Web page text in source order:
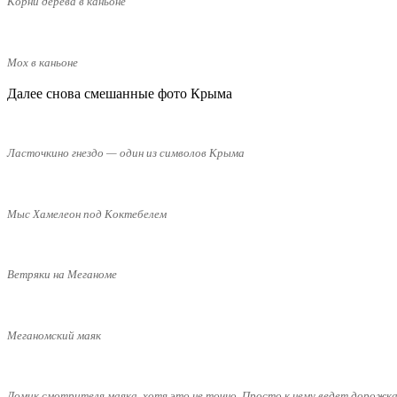
Мох в каньоне
Далее снова смешанные фото Крыма
Ласточкино гнездо — один из символов Крыма
Мыс Хамелеон под Коктебелем
Ветряки на Меганоме
Меганомский маяк